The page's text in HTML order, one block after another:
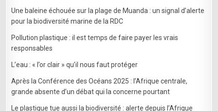
Une baleine échouée sur la plage de Muanda : un signal d’alerte
pour la biodiversité marine de la RDC
Pollution plastique : il est temps de faire payer les vrais
responsables
L’eau : « l’or clair » qu’il nous faut protéger
Après la Conférence des Océans 2025 : l’Afrique centrale,
grande absente d’un débat qui la concerne pourtant
Le plastique tue aussi la biodiversité : alerte depuis l’Afrique